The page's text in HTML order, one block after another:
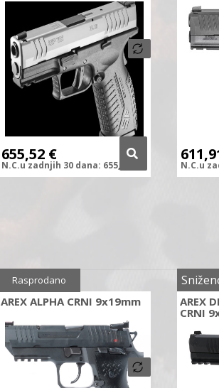
655,52 €
N.C.u zadnjih 30 dana: 655,52 N.C.u
AREX ALPHA CRNI 9x19mm
Rasprodano
AREX
CRNI